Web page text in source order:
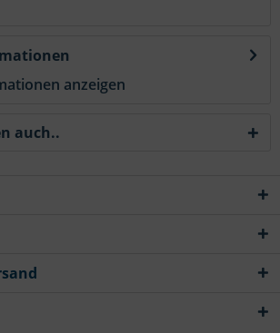
anzeigen
auch..